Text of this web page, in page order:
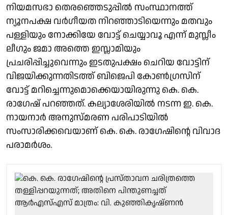
നിയമസഭാ തെരഞ്ഞെടുപ്പില്‍ സംസ്ഥാനത്ത്
ന്യൂനപക്ഷ വര്‍ഗീയത നിറഞ്ഞാടിയെന്നും മതവും
പള്ളിയും നോക്കിയേ വോട്ട് ചെയ്യാവൂ എന്ന് മുസ്ലീം
ലീഗും ജമാ അത്തെ ഇസ്ലാമിയും
പ്രചരിപ്പിച്ചുവെന്നും ഇടതുപക്ഷം ചെറിയ വോട്ടിന്
വിജയിക്കുന്നതിടത്ത് ബിജെപി കോണ്‍ഗ്രസിന്
വോട്ട് മറിച്ചെന്നുമൊക്കെയായിരുന്നു കെ. കെ.
രാഗേഷ് പറഞ്ഞത്. കല്യാശേരിയില്‍ നടന്ന ഇ. കെ.
നായനാര്‍ അനുസ്മരണ പരിപാടിയില്‍
സംസാരിക്കവെയാണ് കെ. കെ. രാഗേഷിന്റെ വിവാദ
പരാമര്‍ശം.